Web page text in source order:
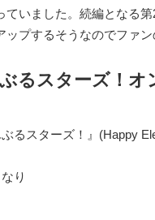
ていました。続編となる
ップするそうなのでファ
ぶるスターズ！
るスターズ！』(Happy
り